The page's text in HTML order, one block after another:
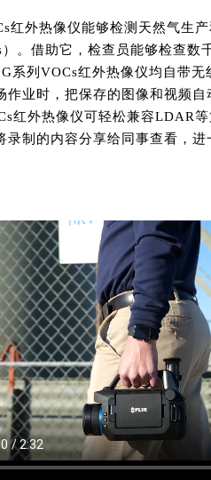
外热像仪能够检测天然气生产
。借助它，检查员能够检查数
系列VOCs红外热像仪均自带
作业时，把保存的图像和视频
红外热像仪可轻松兼容LDAR
录制的内容分享给同事查看，